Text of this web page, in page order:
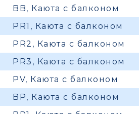
BB, Каюта с балконом
PR1, Каюта с балконом
PR2, Каюта с балконом
PR3, Каюта с балконом
PV, Каюта с балконом
BP, Каюта с балконом